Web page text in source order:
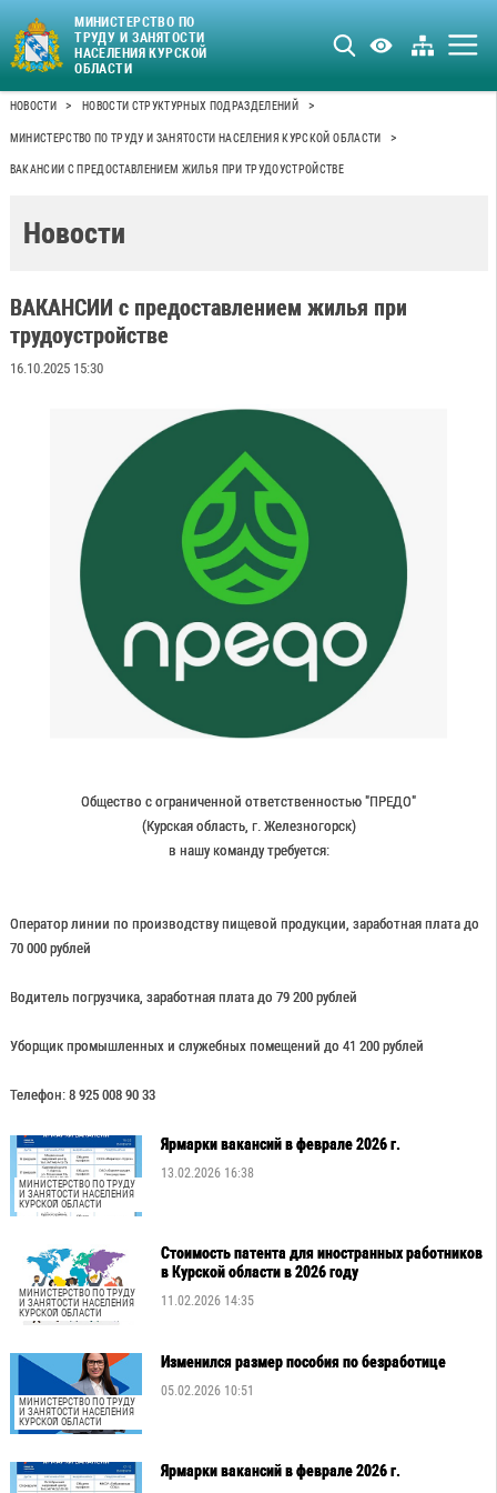
МИНИСТЕРСТВО ПО
ТРУДУ И ЗАНЯТОСТИ
НАСЕЛЕНИЯ КУРСКОЙ
ОБЛАСТИ
НОВОСТИ > НОВОСТИ СТРУКТУРНЫХ ПОДРАЗДЕЛЕНИЙ >
МИНИСТЕРСТВО ПО ТРУДУ И ЗАНЯТОСТИ НАСЕЛЕНИЯ КУРСКОЙ ОБЛАСТИ >
ВАКАНСИИ С ПРЕДОСТАВЛЕНИЕМ ЖИЛЬЯ ПРИ ТРУДОУСТРОЙСТВЕ
Новости
ВАКАНСИИ с предоставлением жилья при
трудоустройстве
16.10.2025 15:30
Общество с ограниченной ответственностью "ПРЕДО"
(Курская область, г. Железногорск)
в нашу команду требуется:
Оператор линии по производству пищевой продукции, заработная плата до
70 000 рублей
Водитель погрузчика, заработная плата до 79 200 рублей
Уборщик промышленных и служебных помещений до 41 200 рублей
Телефон: 8 925 008 90 33
МИНИСТЕРСТВО ПО ТРУДУ
И ЗАНЯТОСТИ НАСЕЛЕНИЯ
КУРСКОЙ ОБЛАСТИ
Ярмарки вакансий в феврале 2026 г.
13.02.2026 16:38
МИНИСТЕРСТВО ПО ТРУДУ
И ЗАНЯТОСТИ НАСЕЛЕНИЯ
КУРСКОЙ ОБЛАСТИ
Стоимость патента для иностранных работников
в Курской области в 2026 году
11.02.2026 14:35
МИНИСТЕРСТВО ПО ТРУДУ
И ЗАНЯТОСТИ НАСЕЛЕНИЯ
КУРСКОЙ ОБЛАСТИ
Изменился размер пособия по безработице
05.02.2026 10:51
Ярмарки вакансий в феврале 2026 г.